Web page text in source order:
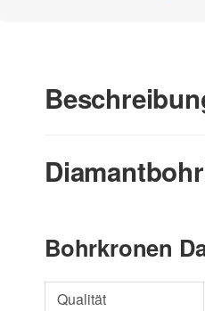
Bohrkronen
Qualität